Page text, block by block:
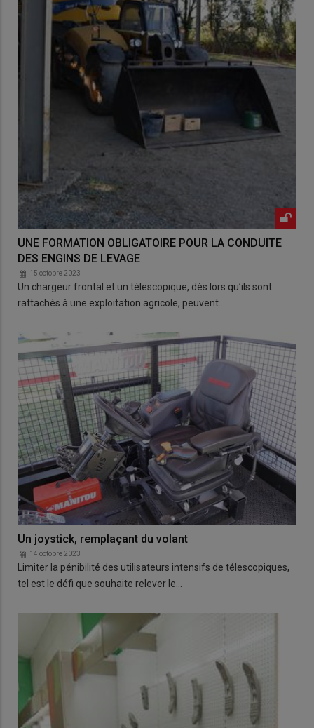
UNE FORMATION OBLIGATOIRE POUR LA CONDUITE
DES ENGINS DE LEVAGE
15 octobre 2023
Un chargeur frontal et un télescopique, dès lors qu’ils sont
rattachés à une exploitation agricole, peuvent…
Un joystick, remplaçant du volant
14 octobre 2023
Limiter la pénibilité des utilisateurs intensifs de télescopiques,
tel est le défi que souhaite relever le…